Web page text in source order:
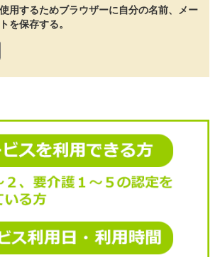
用するためブラウザーに自分の名前、メー
を保存する。